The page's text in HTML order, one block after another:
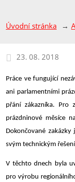
Úvodní stránka
23. 08. 2018
Práce ve fungující
ani parlamentními
přání zákazníka. Pro
prázdninové měsíce
Dokončované
svým technickým
V těchto dnech byla
pro výrobu